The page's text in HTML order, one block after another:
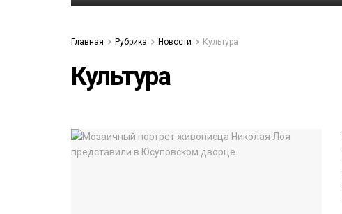
Главная Рубрика Новости Культура
Культура